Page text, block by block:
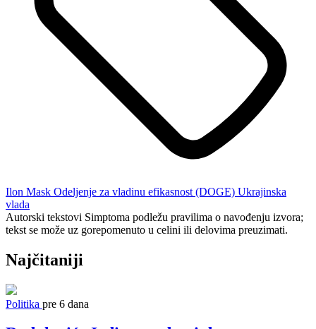
Ilon Mask Odeljenje za vladinu efikasnost (DOGE) Ukrajinska
vlada
Autorski tekstovi Simptoma podležu pravilima o navođenju izvora;
tekst se može uz gorepomenuto u celini ili delovima preuzimati.
Najčitaniji
Politika pre 6 dana